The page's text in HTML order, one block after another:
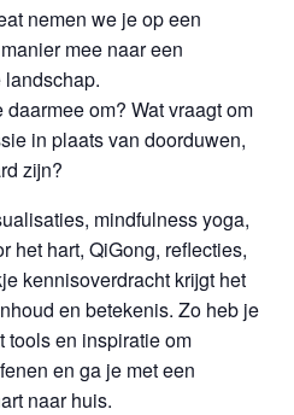
nemen we je op een
mee naar een
om? Wat vraagt om
in plaats van doorduwen,
zijn?
mindfulness yoga,
het hart, QiGong, reflecties,
kennisoverdracht krijgt het
en betekenis. Zo heb je
tools en inspiratie om
en ga je met een
naar huis.